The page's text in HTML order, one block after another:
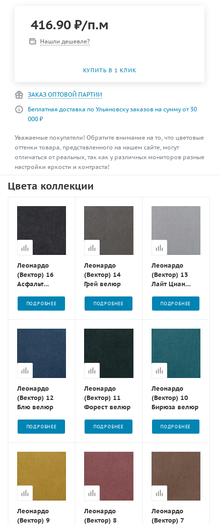
416.90 ₽/п.м
Нашли дешевле?
КУПИТЬ В 1 КЛИК
ЗАКАЗ ОПТОВОЙ ПАРТИИ
Беплатная доставка по Ульяновску заказов на сумму от 30
000 ₽
Уважаемые покупатели! Обратите внимание на то, что цветовые
оттенки товара, представленного на нашем сайте, могут
отличаться от реальных, так как у различных мониторов разные
настройки яркости и контраста!
Цвета коллекции
Леонардо
(Вектор) 16
Асфальт
ПОДРОБНЕЕ
Леонардо
(Вектор) 14
Грей велюр
ПОДРОБНЕЕ
Леонардо
(Вектор) 13
Лайт Циан
ПОДРОБНЕЕ
Леонардо
(Вектор) 12
Блю велюр
ПОДРОБНЕЕ
Леонардо
(Вектор) 11
Форест велюр
ПОДРОБНЕЕ
Леонардо
(Вектор) 10
Бирюза велюр
ПОДРОБНЕЕ
Леонардо
(Вектор) 9
Леонардо
(Вектор) 8
Леонардо
(Вектор) 7